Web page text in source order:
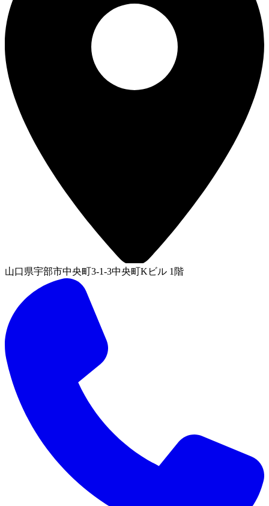
山口県宇部市中央町3-1-3中央町Kビル 1階